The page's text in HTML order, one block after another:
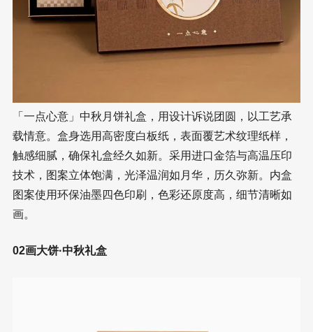
「一点心意」中秋月饼礼盒，用设计诉说团圆，以工艺承
载情意。盒身选用高密度白板纸，表面覆艺术纹理纸样，
触感细腻，确保礼盒经久如新。采用进口金箔与高温压印
技术，图案立体饱满，光泽温润如月华，历久弥新。内盒
图案使用环保油墨四色印刷，色彩还原度高，细节清晰如
画。
02画大饼·中秋礼盒